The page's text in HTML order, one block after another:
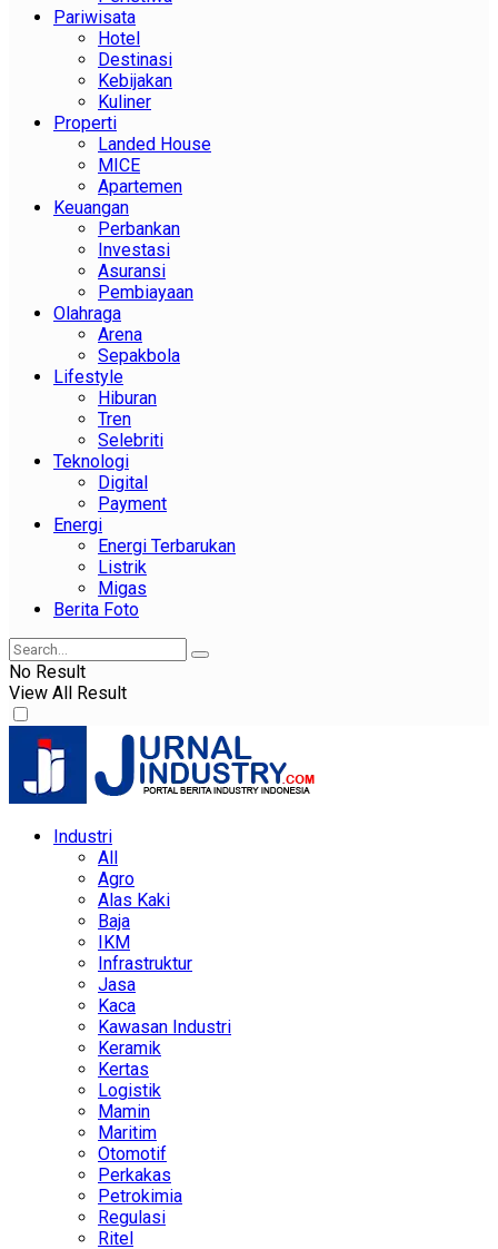
Pariwisata
Hotel
Destinasi
Kebijakan
Kuliner
Properti
Landed House
MICE
Apartemen
Keuangan
Perbankan
Investasi
Asuransi
Pembiayaan
Olahraga
Arena
Sepakbola
Lifestyle
Hiburan
Tren
Selebriti
Teknologi
Digital
Payment
Energi
Energi Terbarukan
Listrik
Migas
Berita Foto
No Result
View All Result
Industri
All
Agro
Alas Kaki
Baja
IKM
Infrastruktur
Jasa
Kaca
Kawasan Industri
Keramik
Kertas
Logistik
Mamin
Maritim
Otomotif
Perkakas
Petrokimia
Regulasi
Ritel